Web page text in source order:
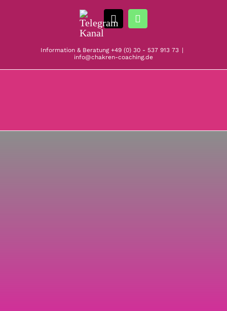
Telegram
Kanal
Mail
Information & Beratung +49 (0) 30 - 537 913 73 |
info@chakren-coaching.de